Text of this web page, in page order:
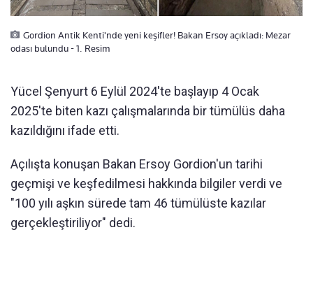
Gordion Antik Kenti'nde yeni keşifler! Bakan Ersoy açıkladı: Mezar
odası bulundu - 1. Resim
Yücel Şenyurt 6 Eylül 2024'te başlayıp 4 Ocak
2025'te biten kazı çalışmalarında bir tümülüs daha
kazıldığını ifade etti.
Açılışta konuşan Bakan Ersoy Gordion'un tarihi
geçmişi ve keşfedilmesi hakkında bilgiler verdi ve
"100 yılı aşkın sürede tam 46 tümülüste kazılar
gerçekleştiriliyor" dedi.